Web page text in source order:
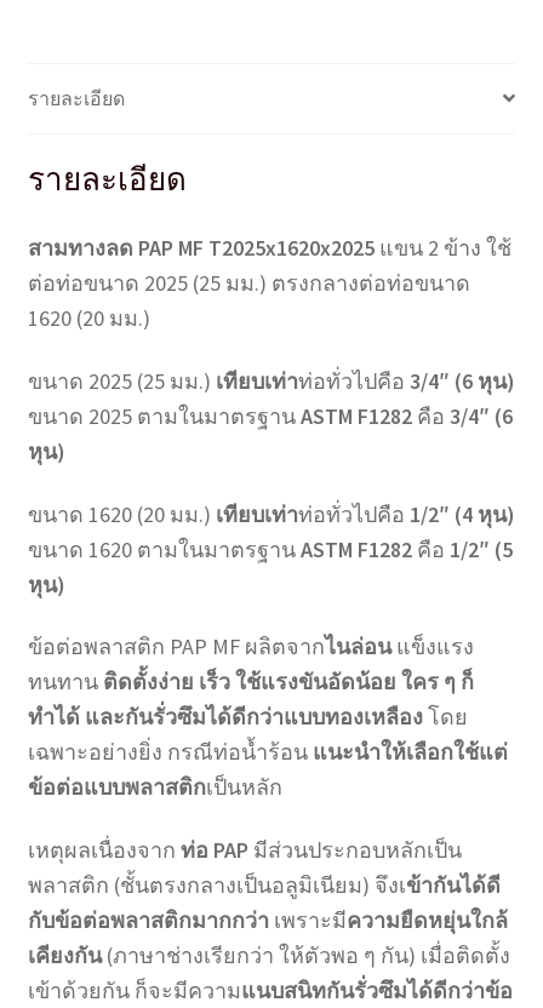
รายละเอียด
รายละเอียด
สามทางลด PAP MF T2025x1620x2025แขน 2 ข้าง ใช้
ต่อท่อขนาด 2025 (25 มม.) ตรงกลางต่อท่อขนาด
1620 (20 มม.)
ขนาด 2025 (25 มม.) เทียบเท่าท่อทั่วไปคือ 3/4″ (6 หุน)
ขนาด 2025 ตามในมาตรฐานASTM F1282คือ 3/4″ (6
หุน)
ขนาด 1620 (20 มม.) เทียบเท่าท่อทั่วไปคือ 1/2″ (4 หุน)
ขนาด 1620 ตามในมาตรฐานASTM F1282คือ 1/2″ (5
หุน)
ข้อต่อพลาสติก PAP MF ผลิตจากไนล่อนแข็งแรง
ทนทาน ติดตั้งง่าย เร็ว ใช้แรงขันอัดน้อย ใคร ๆ ก็
ทำได้และกันรั่วซึมได้ดีกว่าแบบทองเหลืองโดย
เฉพาะอย่างยิ่ง กรณีท่อน้ำร้อน แนะนำให้เลือกใช้แต่
ข้อต่อแบบพลาสติกเป็นหลัก
เหตุผลเนื่องจาก ท่อ PAP มีส่วนประกอบหลักเป็น
พลาสติก (ชั้นตรงกลางเป็นอลูมิเนียม) จึงเข้ากันได้ดี
กับข้อต่อพลาสติกมากกว่า เพราะมีความยืดหยุ่นใกล้
เคียงกัน(ภาษาช่างเรียกว่า ให้ตัวพอ ๆ กัน) เมื่อติดตั้ง
เข้าด้วยกัน ก็จะมีความแนบสนิทกันรั่วซึมได้ดีกว่าข้อ